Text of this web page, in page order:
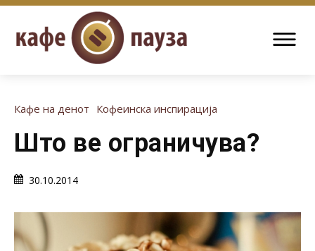
Кафе на денот Кофеинска инспирација
Што ве ограничува?
30.10.2014